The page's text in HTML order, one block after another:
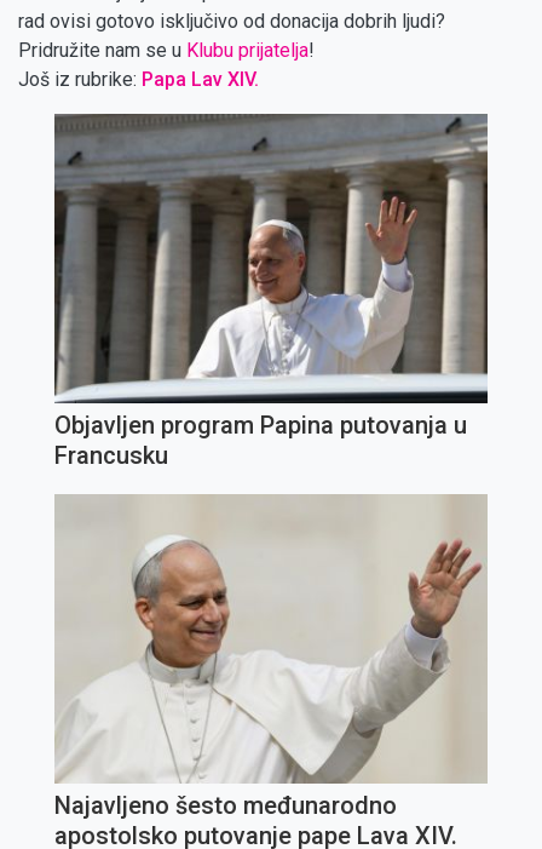
rad ovisi gotovo isključivo od donacija dobrih ljudi?
Pridružite nam se u Klubu prijatelja!
Još iz rubrike: Papa Lav XIV.
Objavljen program Papina putovanja u
Francusku
Najavljeno šesto međunarodno
apostolsko putovanje pape Lava XIV.